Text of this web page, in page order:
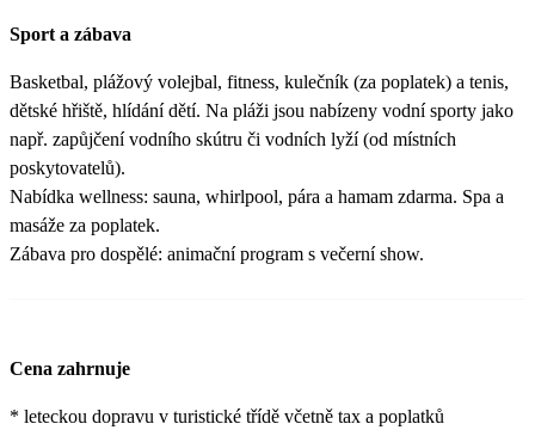
Sport a zábava
Basketbal, plážový volejbal, fitness, kulečník (za poplatek) a tenis,
dětské hřiště, hlídání dětí. Na pláži jsou nabízeny vodní sporty jako
např. zapůjčení vodního skútru či vodních lyží (od místních
poskytovatelů).
Nabídka wellness: sauna, whirlpool, pára a hamam zdarma. Spa a
masáže za poplatek.
Zábava pro dospělé: animační program s večerní show.
Cena zahrnuje
* leteckou dopravu v turistické třídě včetně tax a poplatků